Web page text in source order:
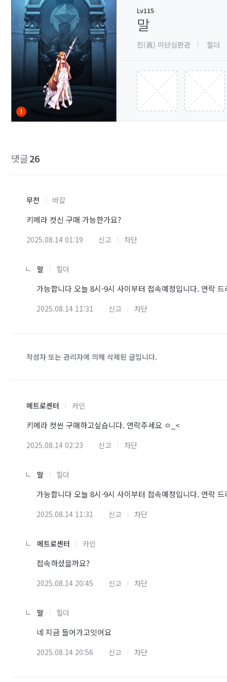
Lv115
말
진(眞) 이단심판관 힐더
댓글26
무전 바칼
키메라 컷신 구매 가능한가요?
2025.08.14 01:19 신고 차단
말 힐더
가능합니다 오늘 8시-9시 사이부터 접속예정입니다. 연락 드
2025.08.14 11:31 신고 차단
작성자 또는 관리자에 의해 삭제된 글입니다.
메트로셴터 카인
키메라 컷씬 구매하고싶습니다. 연락주세요 ㅇ_<
2025.08.14 02:23 신고 차단
말 힐더
가능합니다 오늘 8시-9시 사이부터 접속예정입니다. 연락 드
2025.08.14 11:31 신고 차단
메트로셴터 카인
접속하셨을까요?
2025.08.14 20:45 신고 차단
말 힐더
네 지금 들어가고잇어요
2025.08.14 20:56 신고 차단